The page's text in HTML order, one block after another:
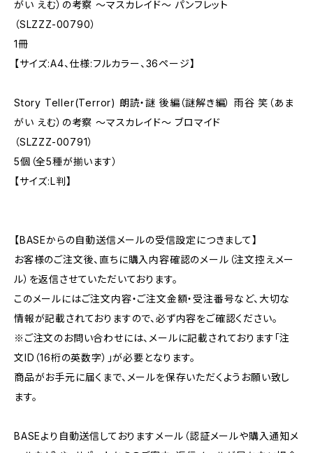
がい えむ）の考察 〜マスカレイド〜 パンフレット
（SLZZZ-00790）
1冊
【サイズ:A4、仕様:フルカラー、36ページ】
Story Teller(Terror) 朗読・謎 後編（謎解き編） 雨谷 笑（あま
がい えむ）の考察 〜マスカレイド〜 ブロマイド
（SLZZZ-00791）
5個（全5種が揃います）
【サイズ:L判】
【BASEからの自動送信メールの受信設定につきまして】
お客様のご注文後、直ちに購入内容確認のメール（注文控えメー
ル）を返信させていただいております。
このメールにはご注文内容・ご注文金額・受注番号など、大切な
情報が記載されておりますので、必ず内容をご確認ください。
※ご注文のお問い合わせには、メールに記載されております「注
文ID（16桁の英数字）」が必要となります。
商品がお手元に届くまで、メールを保存いただくようお願い致し
ます。
BASEより自動送信しておりますメール（認証メールや購入通知メ